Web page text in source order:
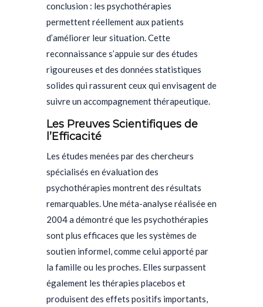
conclusion : les psychothérapies
permettent réellement aux patients
d’améliorer leur situation. Cette
reconnaissance s’appuie sur des études
rigoureuses et des données statistiques
solides qui rassurent ceux qui envisagent de
suivre un accompagnement thérapeutique.
Les Preuves Scientifiques de
l’Efficacité
Les études menées par des chercheurs
spécialisés en évaluation des
psychothérapies montrent des résultats
remarquables. Une méta-analyse réalisée en
2004 a démontré que les psychothérapies
sont plus efficaces que les systèmes de
soutien informel, comme celui apporté par
la famille ou les proches. Elles surpassent
également les thérapies placebos et
produisent des effets positifs importants,